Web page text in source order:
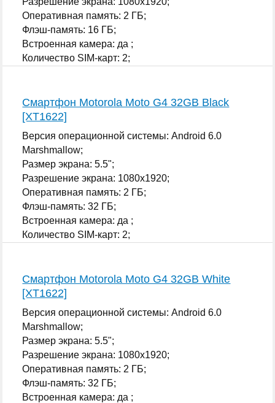
Оперативная память: 2 ГБ;
Флэш-память: 16 ГБ;
Встроенная камера: да ;
Количество SIM-карт: 2;
Смартфон Motorola Moto G4 32GB Black
[XT1622]
Версия операционной системы: Android 6.0
Marshmallow;
Размер экрана: 5.5";
Разрешение экрана: 1080x1920;
Оперативная память: 2 ГБ;
Флэш-память: 32 ГБ;
Встроенная камера: да ;
Количество SIM-карт: 2;
Смартфон Motorola Moto G4 32GB White
[XT1622]
Версия операционной системы: Android 6.0
Marshmallow;
Размер экрана: 5.5";
Разрешение экрана: 1080x1920;
Оперативная память: 2 ГБ;
Флэш-память: 32 ГБ;
Встроенная камера: да ;